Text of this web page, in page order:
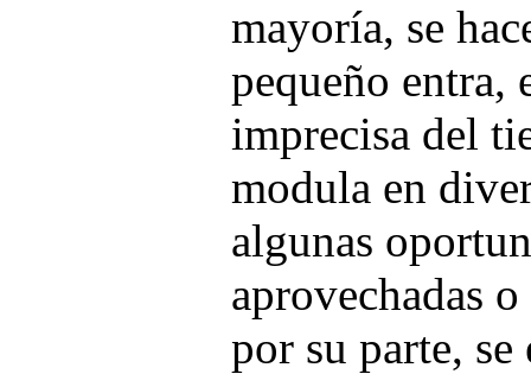
mayoría, se
pequeño entra,
imprecisa del
modula en
algunas
aprovechadas
por su parte,